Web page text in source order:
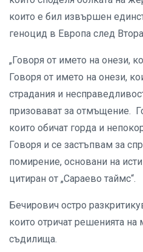
които е бил извършен
геноцид в Европа след
„Говоря от името на онези,
Говоря от името на онези,
страдания и
призовават за отмъщение.
които обичат горда и
Говоря и се застъпвам за
помирение, основани на
цитиран от „Сараево таймс“.
Бечирович остро
които отричат решенията
съдилища.